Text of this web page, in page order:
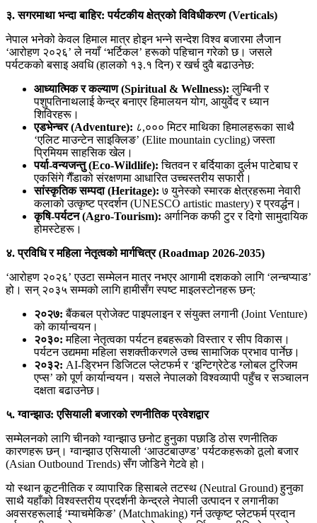
३. सगरमाथा भन्दा बाहिर: पर्यटकीय क्षेत्रको विविधीकरण (Verticals)
नेपाल भनेको केवल हिमाल मात्र होइन भन्ने सन्देश विश्व बजारमा लैजान
‘आरोहण २०२६’ ले नयाँ ‘भर्टिकल’ हरूको पहिचान गरेको छ। जसले
पर्यटकको बसाइ अवधि (हालको १३.१ दिन) र खर्च दुवै बढाउनेछ:
आध्यात्मिक र कल्याण (Spiritual & Wellness): लुम्बिनी र
पशुपतिनाथलाई केन्द्र बनाएर हिमालयन योग, आयुर्वेद र ध्यान
शिविरहरू।
एडभेन्चर (Adventure): ८,००० मिटर माथिका हिमालहरूका साथै
‘एलिट माउन्टेन साइक्लिङ’ (Elite mountain cycling) जस्ता
प्रिमियम साहसिक खेल।
पर्या-वन्यजन्तु (Eco-Wildlife): चितवन र बर्दियाका दुर्लभ पाटेबाघ र
एकसिंगे गैँडाको संरक्षणमा आधारित उच्चस्तरीय सफारी।
सांस्कृतिक सम्पदा (Heritage): ७ युनेस्को स्मारक क्षेत्रहरूमा नेवारी
कलाको उत्कृष्ट प्रदर्शन (UNESCO artistic mastery) र प्रवर्द्धन।
कृषि-पर्यटन (Agro-Tourism): अर्गानिक कफी टुर र दिगो सामुदायिक
होमस्टेहरू।
४. प्रविधि र महिला नेतृत्वको मार्गचित्र (Roadmap 2026-2035)
‘आरोहण २०२६’ एउटा सम्मेलन मात्र नभएर आगामी दशकको लागि ‘लन्चप्याड’
हो। सन् २०३५ सम्मको लागि हामीसँग स्पष्ट माइलस्टोनहरू छन्:
२०२७: बैंकबल प्रोजेक्ट पाइपलाइन र संयुक्त लगानी (Joint Venture)
को कार्यान्वयन।
२०३०: महिला नेतृत्वका पर्यटन हबहरूको विस्तार र सीप विकास।
पर्यटन उद्यममा महिला सशक्तीकरणले उच्च सामाजिक प्रभाव पार्नेछ।
२०३२: AI-ड्रिभन डिजिटल प्लेटफर्म र ‘इन्टिग्रेटेड ग्लोबल टुरिजम
एप्स’ को पूर्ण कार्यान्वयन। यसले नेपालको विश्वव्यापी पहुँच र सञ्चालन
दक्षता बढाउनेछ।
५. ग्वान्झाउ: एसियाली बजारको रणनीतिक प्रवेशद्वार
सम्मेलनको लागि चीनको ग्वान्झाउ छनोट हुनुका पछाडि ठोस रणनीतिक
कारणहरू छन्। ग्वान्झाउ एसियाली ‘आउटबाउण्ड’ पर्यटकहरूको ठूलो बजार
(Asian Outbound Trends) सँग जोडिने गेटवे हो।
यो स्थान कूटनीतिक र व्यापारिक हिसाबले तटस्थ (Neutral Ground) हुनुका
साथै यहाँको विश्वस्तरीय प्रदर्शनी केन्द्रले नेपाली उत्पादन र लगानीका
अवसरहरूलाई ‘म्याचमेकिङ’ (Matchmaking) गर्न उत्कृष्ट प्लेटफर्म प्रदान